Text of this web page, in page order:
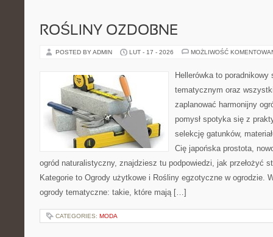
ROŚLINY OZDOBNE
POSTED BY ADMIN LUT - 17 - 2026 MOŻLIWOŚĆ
Hellerówka to
tematycznym oraz
zaplanować harmonijny
pomysł spotyka się z
selekcję gatunków,
Cię japońska prostota,
ogród naturalistyczny, znajdziesz tu podpowiedzi, jak przełożyć
Kategorie to Ogrody użytkowe i Rośliny egzotyczne w ogrodzie.
ogrody tematyczne: takie, które mają […]
CATEGORIES: MODA